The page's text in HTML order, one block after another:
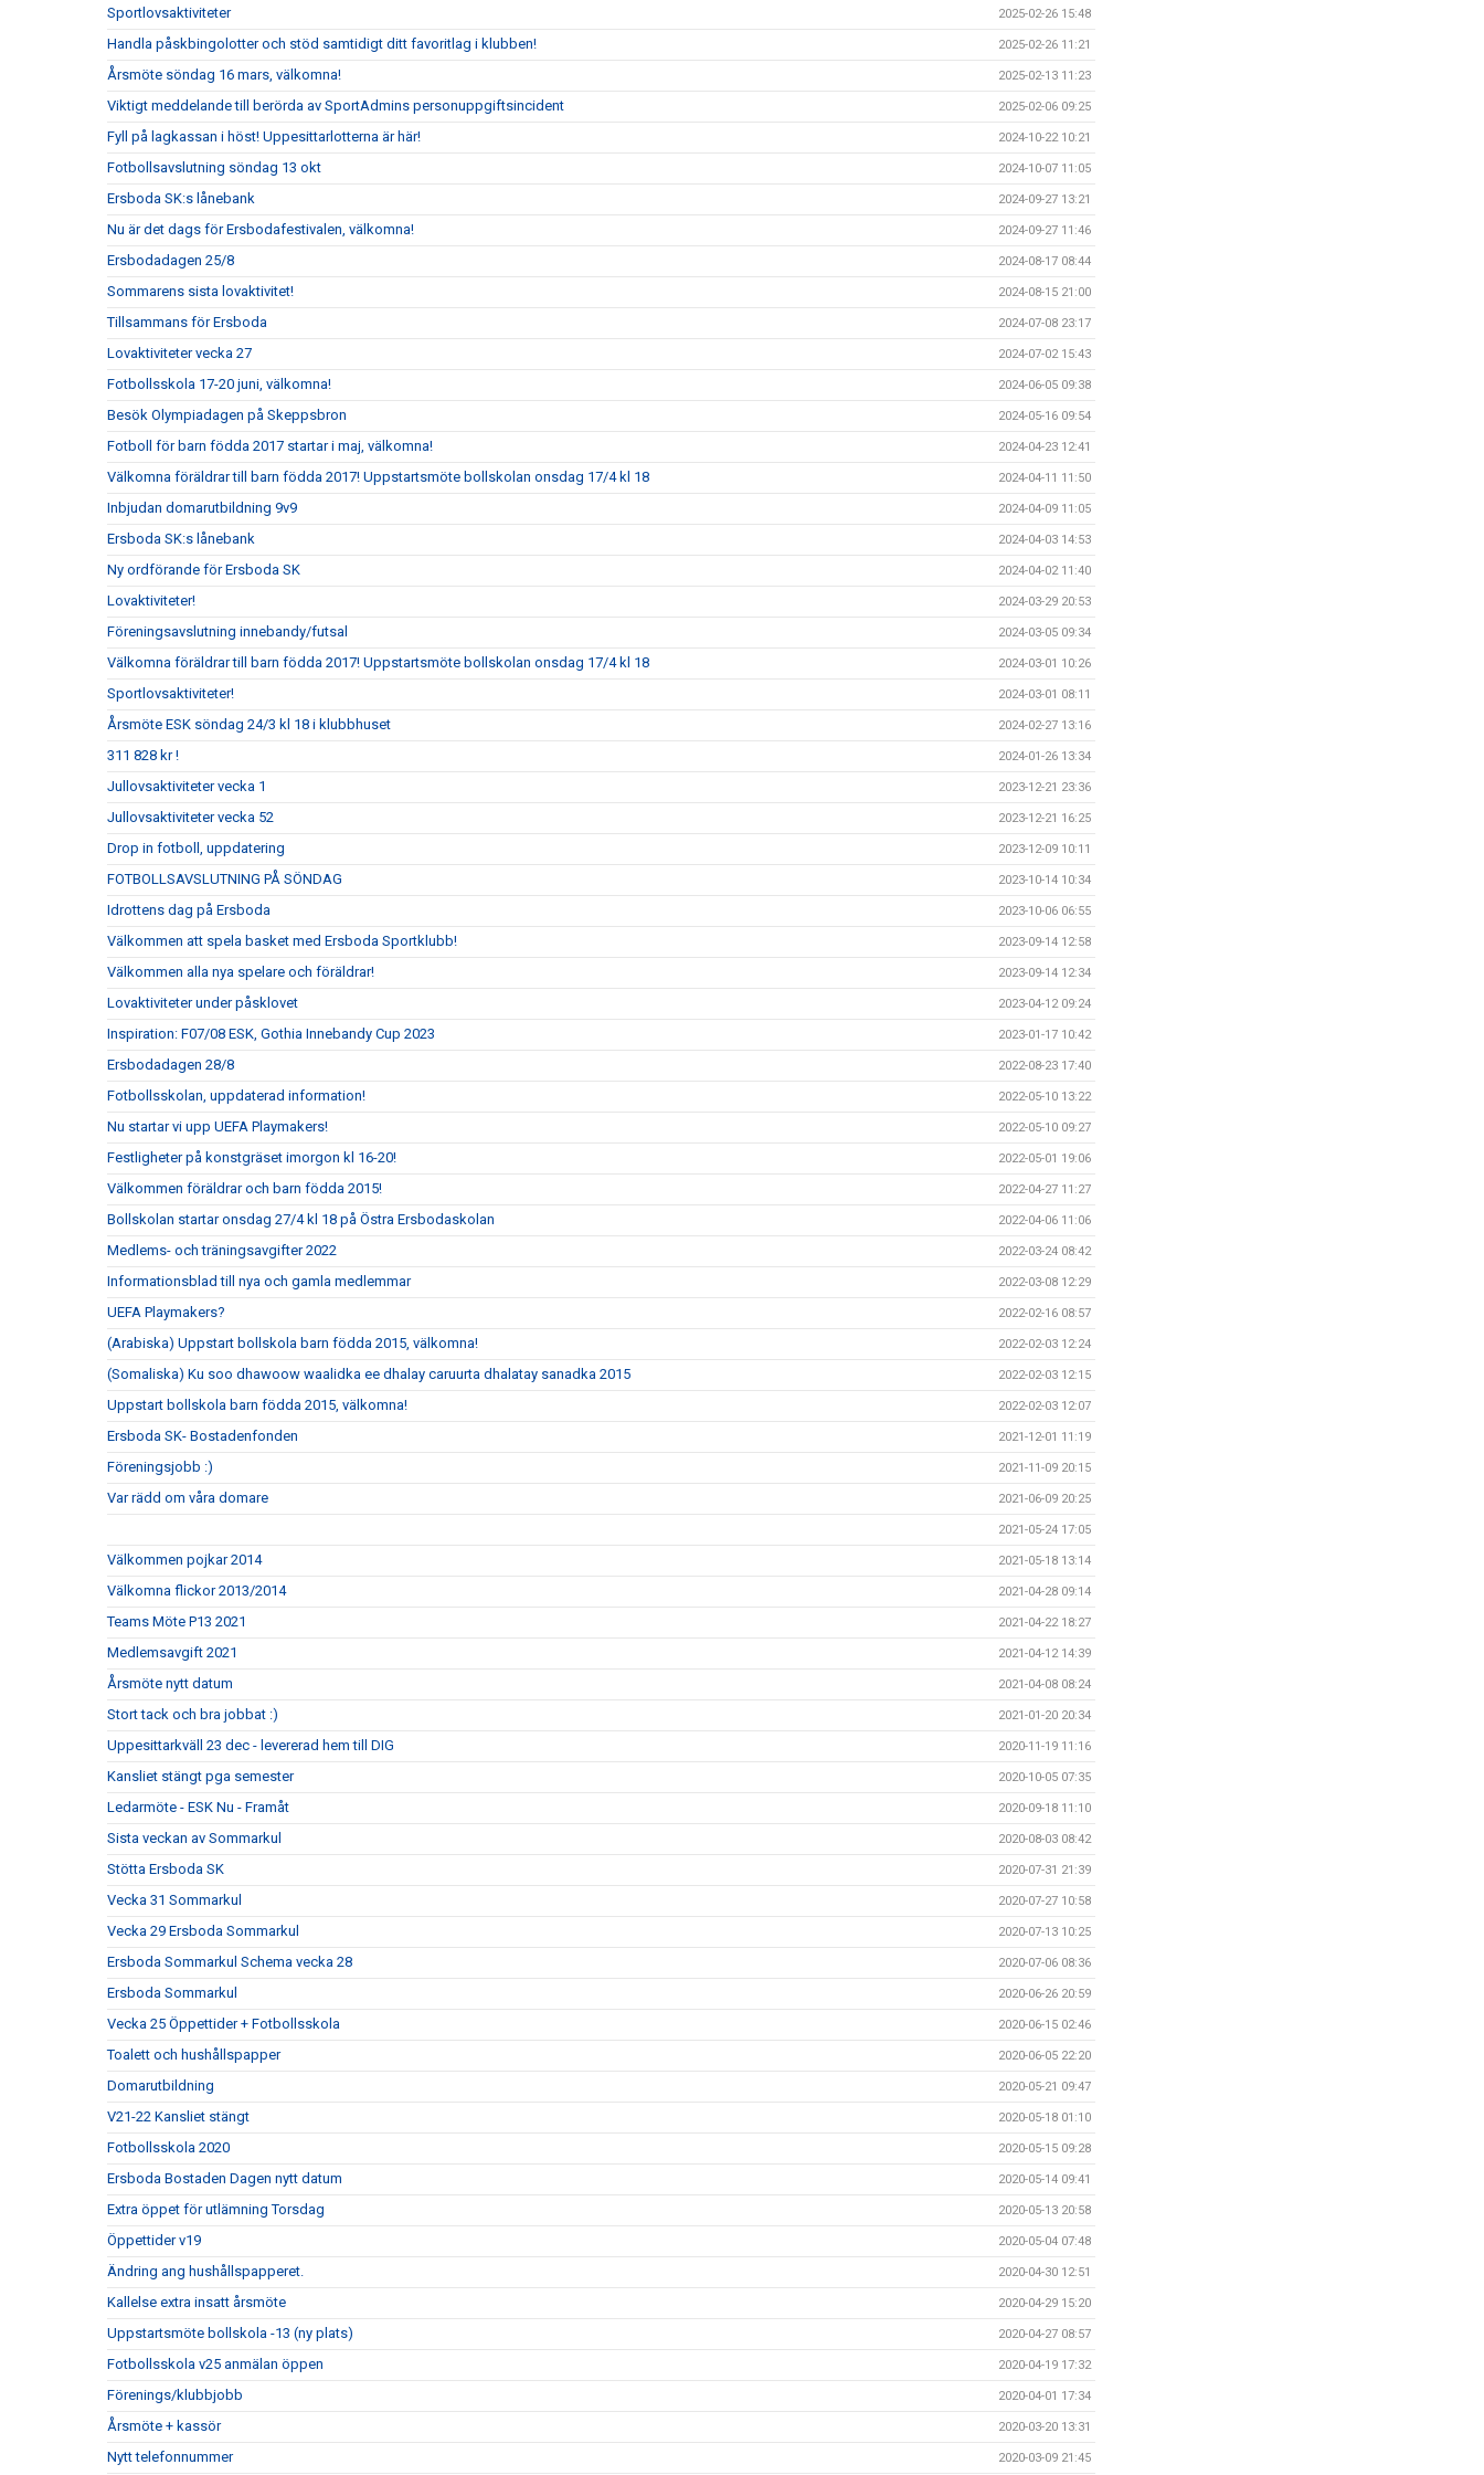
Sportlovsaktiviteter 2025-02-26 15:48
Handla påskbingolotter och stöd samtidigt ditt favoritlag i klubben! 2025-02-26 11:21
Årsmöte söndag 16 mars, välkomna! 2025-02-13 11:23
Viktigt meddelande till berörda av SportAdmins personuppgiftsincident 2025-02-06 09:25
Fyll på lagkassan i höst! Uppesittarlotterna är här! 2024-10-22 10:21
Fotbollsavslutning söndag 13 okt 2024-10-07 11:05
Ersboda SK:s lånebank 2024-09-27 13:21
Nu är det dags för Ersbodafestivalen, välkomna! 2024-09-27 11:46
Ersbodadagen 25/8 2024-08-17 08:44
Sommarens sista lovaktivitet! 2024-08-15 21:00
Tillsammans för Ersboda 2024-07-08 23:17
Lovaktiviteter vecka 27 2024-07-02 15:43
Fotbollsskola 17-20 juni, välkomna! 2024-06-05 09:38
Besök Olympiadagen på Skeppsbron 2024-05-16 09:54
Fotboll för barn födda 2017 startar i maj, välkomna! 2024-04-23 12:41
Välkomna föräldrar till barn födda 2017! Uppstartsmöte bollskolan onsdag 17/4 kl 18 2024-04-11 11:50
Inbjudan domarutbildning 9v9 2024-04-09 11:05
Ersboda SK:s lånebank 2024-04-03 14:53
Ny ordförande för Ersboda SK 2024-04-02 11:40
Lovaktiviteter! 2024-03-29 20:53
Föreningsavslutning innebandy/futsal 2024-03-05 09:34
Välkomna föräldrar till barn födda 2017! Uppstartsmöte bollskolan onsdag 17/4 kl 18 2024-03-01 10:26
Sportlovsaktiviteter! 2024-03-01 08:11
Årsmöte ESK söndag 24/3 kl 18 i klubbhuset 2024-02-27 13:16
311 828 kr ! 2024-01-26 13:34
Jullovsaktiviteter vecka 1 2023-12-21 23:36
Jullovsaktiviteter vecka 52 2023-12-21 16:25
Drop in fotboll, uppdatering 2023-12-09 10:11
FOTBOLLSAVSLUTNING PÅ SÖNDAG 2023-10-14 10:34
Idrottens dag på Ersboda 2023-10-06 06:55
Välkommen att spela basket med Ersboda Sportklubb! 2023-09-14 12:58
Välkommen alla nya spelare och föräldrar! 2023-09-14 12:34
Lovaktiviteter under påsklovet 2023-04-12 09:24
Inspiration: F07/08 ESK, Gothia Innebandy Cup 2023 2023-01-17 10:42
Ersbodadagen 28/8 2022-08-23 17:40
Fotbollsskolan, uppdaterad information! 2022-05-10 13:22
Nu startar vi upp UEFA Playmakers! 2022-05-10 09:27
Festligheter på konstgräset imorgon kl 16-20! 2022-05-01 19:06
Välkommen föräldrar och barn födda 2015! 2022-04-27 11:27
Bollskolan startar onsdag 27/4 kl 18 på Östra Ersbodaskolan 2022-04-06 11:06
Medlems- och träningsavgifter 2022 2022-03-24 08:42
Informationsblad till nya och gamla medlemmar 2022-03-08 12:29
UEFA Playmakers? 2022-02-16 08:57
(Arabiska) Uppstart bollskola barn födda 2015, välkomna! 2022-02-03 12:24
(Somaliska) Ku soo dhawoow waalidka ee dhalay caruurta dhalatay sanadka 2015 2022-02-03 12:15
Uppstart bollskola barn födda 2015, välkomna! 2022-02-03 12:07
Ersboda SK- Bostadenfonden 2021-12-01 11:19
Föreningsjobb :) 2021-11-09 20:15
Var rädd om våra domare 2021-06-09 20:25
2021-05-24 17:05
Välkommen pojkar 2014 2021-05-18 13:14
Välkomna flickor 2013/2014 2021-04-28 09:14
Teams Möte P13 2021 2021-04-22 18:27
Medlemsavgift 2021 2021-04-12 14:39
Årsmöte nytt datum 2021-04-08 08:24
Stort tack och bra jobbat :) 2021-01-20 20:34
Uppesittarkväll 23 dec - levererad hem till DIG 2020-11-19 11:16
Kansliet stängt pga semester 2020-10-05 07:35
Ledarmöte - ESK Nu - Framåt 2020-09-18 11:10
Sista veckan av Sommarkul 2020-08-03 08:42
Stötta Ersboda SK 2020-07-31 21:39
Vecka 31 Sommarkul 2020-07-27 10:58
Vecka 29 Ersboda Sommarkul 2020-07-13 10:25
Ersboda Sommarkul Schema vecka 28 2020-07-06 08:36
Ersboda Sommarkul 2020-06-26 20:59
Vecka 25 Öppettider + Fotbollsskola 2020-06-15 02:46
Toalett och hushållspapper 2020-06-05 22:20
Domarutbildning 2020-05-21 09:47
V21-22 Kansliet stängt 2020-05-18 01:10
Fotbollsskola 2020 2020-05-15 09:28
Ersboda Bostaden Dagen nytt datum 2020-05-14 09:41
Extra öppet för utlämning Torsdag 2020-05-13 20:58
Öppettider v19 2020-05-04 07:48
Ändring ang hushållspapperet. 2020-04-30 12:51
Kallelse extra insatt årsmöte 2020-04-29 15:20
Uppstartsmöte bollskola -13 (ny plats) 2020-04-27 08:57
Fotbollsskola v25 anmälan öppen 2020-04-19 17:32
Förenings/klubbjobb 2020-04-01 17:34
Årsmöte + kassör 2020-03-20 13:31
Nytt telefonnummer 2020-03-09 21:45